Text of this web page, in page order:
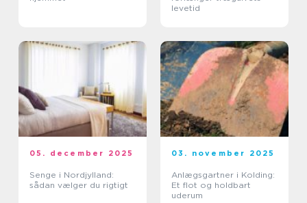
levetid
05. december 2025
Senge i Nordjylland:
sådan vælger du rigtigt
03. november 2025
Anlægsgartner i Kolding:
Et flot og holdbart
uderum